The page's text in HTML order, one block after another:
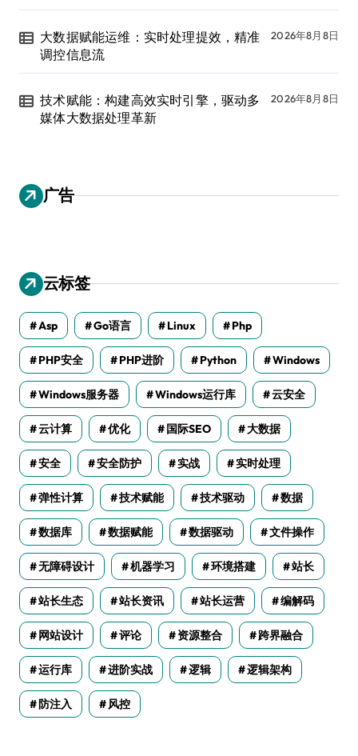
大数据赋能运维：实时处理提效，精准
调控信息流
2026年8月8日
技术赋能：构建高效实时引擎，驱动多
媒体大数据处理革新
2026年8月8日
广告
云标签
Asp Go语言 Linux Php
PHP安全 PHP进阶 Python Windows
Windows服务器 Windows运行库 云安全
云计算 优化 国际SEO 大数据
安全 安全防护 实战 实时处理
弹性计算 技术赋能 技术驱动 数据
数据库 数据赋能 数据驱动 文件操作
无障碍设计 机器学习 环境搭建 站长
站长生态 站长资讯 站长运营 编解码
网站设计 评论 资源整合 跨界融合
运行库 进阶实战 逻辑 逻辑架构
防注入 风控